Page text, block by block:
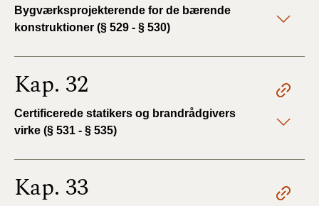
Bygværksprojekterende for de bærende
konstruktioner (§ 529 - § 530)
Kap. 32
Certificerede statikers og brandrådgivers
virke (§ 531 - § 535)
Kap. 33